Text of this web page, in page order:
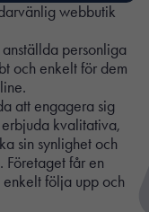
webbutik
personliga
och enkelt för dem
att engagera sig
kvalitativa,
sin synlighet och
Företaget får en
följa upp och